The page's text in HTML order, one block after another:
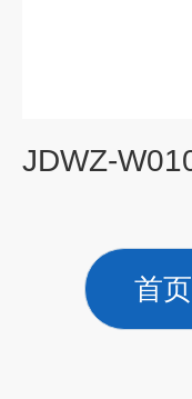
首页